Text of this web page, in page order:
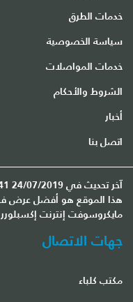
خدمات الطرق
سياسة الخصوصية
خدمات المواصلات
الشروط والأحكام
أخبار
اتصل بنا
آخر تحديث في 24/07/2019 02:17:41 م
مايكروسوفت إنترنت إكسبلورر 9.0+، فايرفوكس 3.6+، سفاري 5.0+
جهات الاتصال
مكتب كلباء